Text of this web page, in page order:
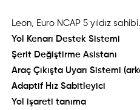
Leon, Euro NCAP 5 yıldız
Yol Kenarı Destek Sistemi
Şerit Değiştirme Asistanı
Araç Çıkışta Uyarı Sistemi
Adaptif Hız Sabitleyici
Yol işareti tanıma